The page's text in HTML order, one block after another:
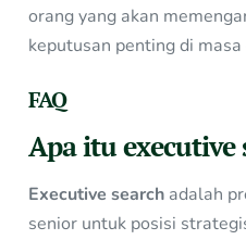
orang yang akan
keputusan penting di masa
FAQ
Apa itu executive
Executive search adalah
senior untuk posisi